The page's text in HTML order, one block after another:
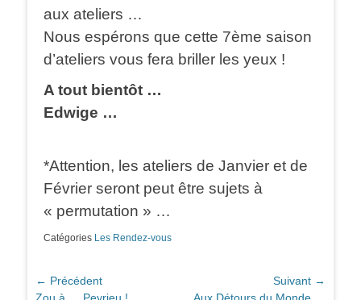
aux ateliers …
Nous espérons que cette 7ème saison
d’ateliers vous fera briller les yeux !
A tout bientôt …
Edwige …
*Attention, les ateliers de Janvier et de
Février seront peut être sujets à
« permutation » …
Catégories Les Rendez-vous
Navigation
← Précédent
Article
Suivant →
Article